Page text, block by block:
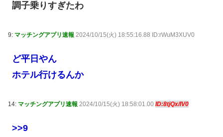
調子乗りすぎたわ
9: マッチングアプリ速報 2024/10/15(火) 18:55:16.88 ID:rWuM3XUV0
ど平日やん
ホテル行けるんか
14: マッチングアプリ速報 2024/10/15(火) 18:58:01.00 ID:8tjQx/IV0
>>9